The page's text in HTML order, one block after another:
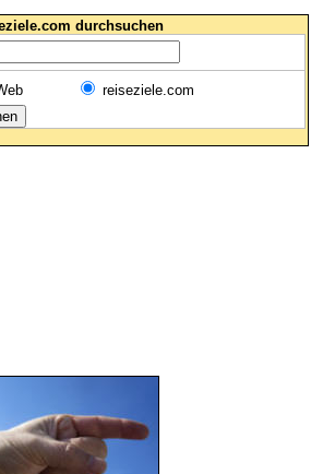
durchsuchen
reiseziele.com